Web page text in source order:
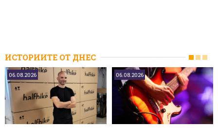
ИСТОРИИТЕ ОТ ДНЕС
06.08.2026 06.08.2026